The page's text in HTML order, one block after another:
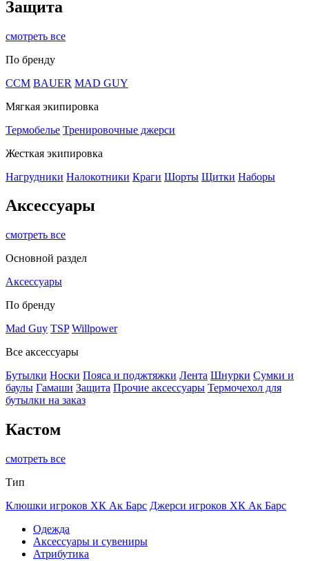
Защита
смотреть все
По бренду
CCM BAUER MAD GUY
Мягкая экипировка
Термобелье Тренировочные джерси
Жесткая экипировка
Нагрудники Налокотники Краги Шорты Щитки Наборы
Аксессуары
смотреть все
Основной раздел
Аксессуары
По бренду
Mad Guy TSP Willpower
Все аксессуары
Бутылки Носки Пояса и поджтяжки Лента Шнурки Сумки и
баулы Гамаши Защита Прочие аксессуары Термочехол для
бутылки на заказ
Кастом
смотреть все
Тип
Клюшки игроков ХК Ак Барс Джерси игроков ХК Ак Барс
Одежда
Аксессуары и сувениры
Атрибутика